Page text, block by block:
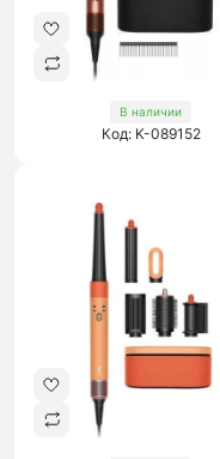
В наличии
Код: K-089152